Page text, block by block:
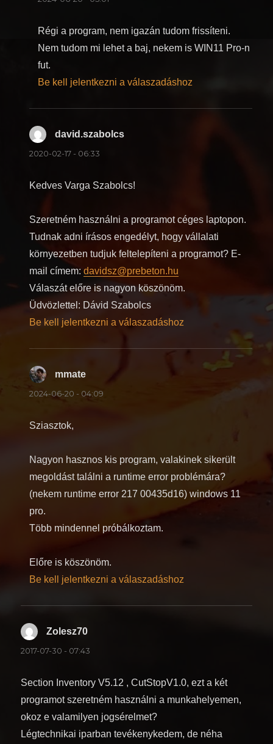
Régi a program, nem igazán tudom frissíteni.
Nem tudom mi lehet a baj, nekem is WIN11 Pro-n
fut.
Be kell jelentkezni a válaszadáshoz
david.szabolcs
2020-02-17 - 06:33
Kedves Varga Szabolcs!
Szeretném használni a programot céges laptopon.
Tudnak adni írásos engedélyt, hogy vállalati
környezetben tudjuk feltelepíteni a programot? E-
mail címem:davidsz@prebeton.hu
Válaszát előre is nagyon köszönöm.
Üdvözlettel: Dávid Szabolcs
Be kell jelentkezni a válaszadáshoz
mmate szerint:
2024-06-20 - 04:09
Sziasztok,
Nagyon hasznos kis program, valakinek sikerült
megoldást találni a runtime error problémára?
(nekem runtime error 217 00435d16) windows 11
pro.
Több mindennel próbálkoztam.
Előre is köszönöm.
Be kell jelentkezni a válaszadáshoz
Zolesz70
2017-07-30 - 07:43
Section Inventory V5.12 , CutStopV1.0, ezt a két
programot szeretném használni a munkahelyemen,
okoz e valamilyen jogsérelmet?
Légtechnikai iparban tevékenykedem, de néha